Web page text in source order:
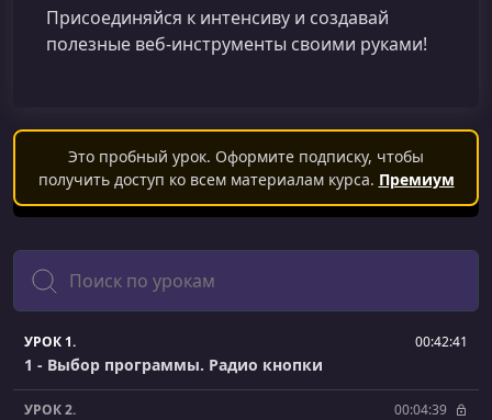
Присоединяйся к интенсиву и создавай
полезные веб‑инструменты своими руками!
Это пробный урок. Оформите подписку, чтобы
получить доступ ко всем материалам курса. Премиум
Поиск
УРОК 1. 00:42:41
1 - Выбор программы. Радио кнопки
УРОК 2. 00:04:39